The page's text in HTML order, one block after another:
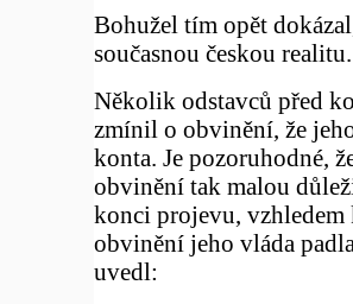
Bohužel tím opět
současnou českou realitu.
Několik odstavců před
zmínil o obvinění, že
konta. Je pozoruhodné,
obvinění tak malou
konci projevu, vzhledem
obvinění jeho vláda
uvedl: